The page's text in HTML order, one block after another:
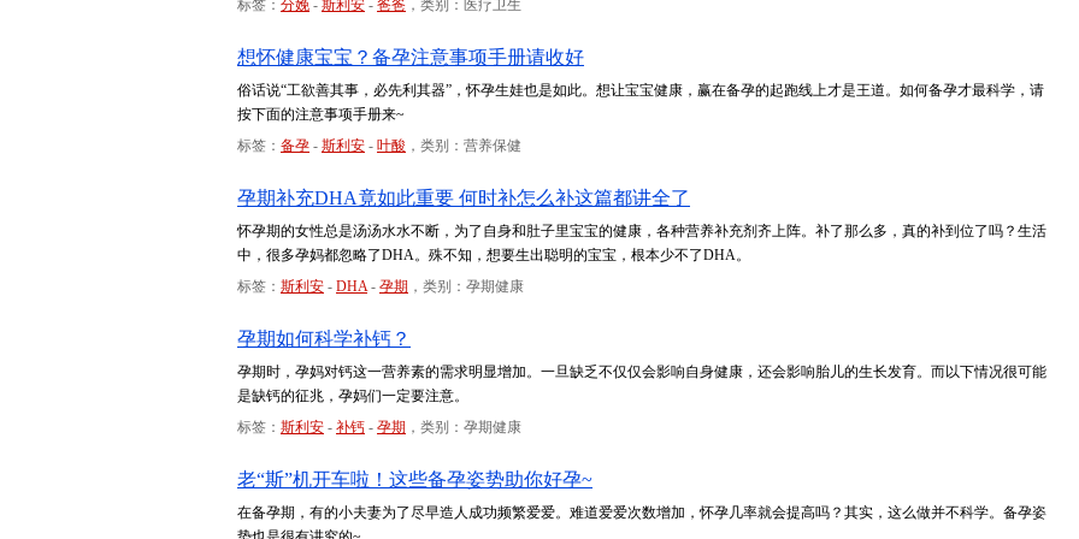
标签： 分娩 - 斯利安 - 爸爸 ，类别：医疗卫生
想怀健康宝宝？备孕注意事项手册请收好
俗话说“工欲善其事，必先利其器”，怀孕生娃也是如此。想让宝宝健康，赢在备孕的起跑线上才是王道。如何备孕才最科学，请
按下面的注意事项手册来~
标签： 备孕 - 斯利安 - 叶酸 ，类别：营养保健
孕期补充DHA竟如此重要 何时补怎么补这篇都讲全了
怀孕期的女性总是汤汤水水不断，为了自身和肚子里宝宝的健康，各种营养补充剂齐上阵。补了那么多，真的补到位了吗？生活
中，很多孕妈都忽略了DHA。殊不知，想要生出聪明的宝宝，根本少不了DHA。
标签： 斯利安 - DHA- 孕期 ，类别：孕期健康
孕期如何科学补钙？
孕期时，孕妈对钙这一营养素的需求明显增加。一旦缺乏不仅仅会影响自身健康，还会影响胎儿的生长发育。而以下情况很可能
是缺钙的征兆，孕妈们一定要注意。
标签： 斯利安 - 补钙 - 孕期 ，类别：孕期健康
老“斯”机开车啦！这些备孕姿势助你好孕~
在备孕期，有的小夫妻为了尽早造人成功频繁爱爱。难道爱爱次数增加，怀孕几率就会提高吗？其实，这么做并不科学。备孕姿